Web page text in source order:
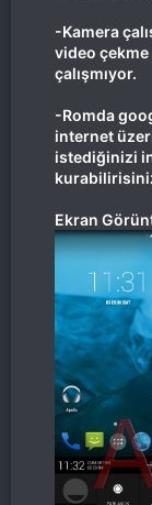
-Kamera
video
çalışmıyor.
-Romda
internet
istediğinizi
Ekran